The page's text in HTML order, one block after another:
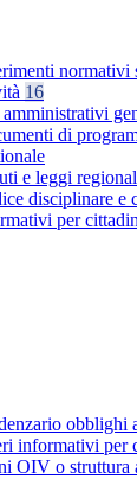
normativi
16
di
e leggi
disciplinare e
per
obblighi
informativi per
OIV o struttura